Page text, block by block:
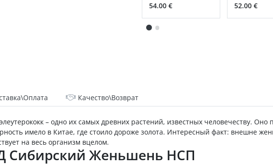
ПНЖК
54.00 €
52.00 €
Качество\Возврат
– одно их самых древних растений, известных человечеству.
имело в Китае, где стоило дороже золота. Интересный факт: внешне
на весь организм вцелом.
Сибирский Женьшень НСП